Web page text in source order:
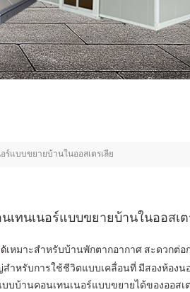
แบบขยายบ้านในออสเตรเลีย
ทนเนอร์แบบขยายบ้านในออสเต
เหมาะสำหรับบ้านพักตากอากาศ สะดวกต่อ
ำหรับการใช้ชีวิตแบบเคลื่อนที่ มีสองห้องน
บบ้านคอนเทนเนอร์แบบขยายได้ของออสเ